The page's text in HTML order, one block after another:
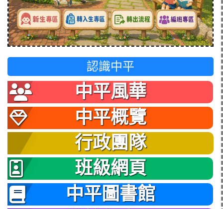
認識中平
中平風華
中平概覽
行政團隊
班級網頁
中平圖書館